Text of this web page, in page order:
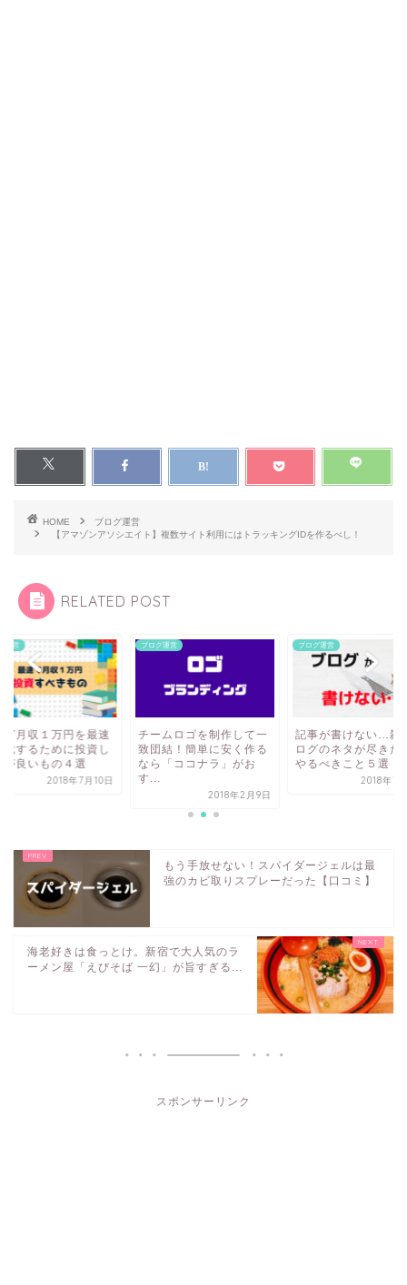
HOME
ブログ運営
【アマゾンアソシエイト】複数サイト利用にはトラッキングIDを作るべし！
RELATED POST
運営
ムロゴを制作して一
結！簡単に安く作る
「ココナラ」がお
ブログ運営
記事が書けない…雑記ブ
ログのネタが尽きた時に
やるべきこと５選
ブログ運営
ブログ月収１万円を
で達成するために投
た方が良いもの４選
2018年7
もう手放せない！スパイダージェルは最
強のカビ取りスプレーだった【口コミ】
海老好きは食っとけ。新宿で大人気のラ
ーメン屋「えびそば 一幻」が旨すぎる...
スポンサーリンク